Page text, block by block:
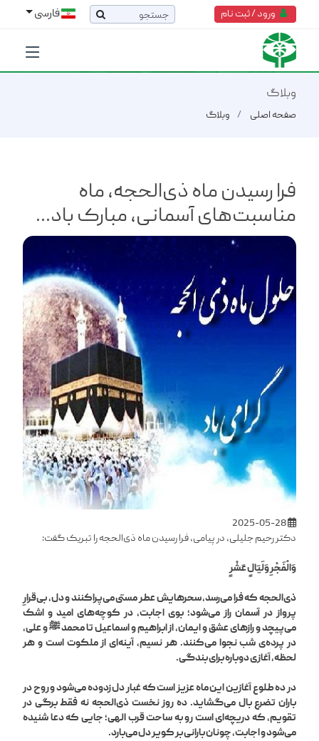
ورود / ثبت نام فارسی
وبلاگ
صفحه اصلی وبلاگ
فرا رسیدن ماه ذی‌الحجه، ماه
مناسبت‌های آسمانی، مبارک باد...
دکتر رحیم جلیلی، در پیامی، فرا رسیدن ماه ذی‌الحجه را تبریک گفت:
وَالْفَجْرِ وَلَيَالٍ عَشْرٍ
ذی‌الحجه که فرا می‌رسد، سحرهایش عطر مستی می‌پراکنند و دل، بی‌قرارِ
پرواز در آسمان راز می‌شود؛ بوی اجابت، در کوچه‌های امید و اشک
می‌پیچد و رازهای عشق و ایمان، از ابراهیم و اسماعیل تا محمد ﷺ و علی،
در پرده‌ی شب نجوا می‌کنند. هر نسیم، آینه‌ای از ملکوت است و هر
لحظه، آغازی دوباره برای بندگی.
در ده طلوع آغازین این ماه عزیز است که غبار دل زدوده می‌شود و روح در
باران تضرع بال می‌گشاید. ده روز نخست ذی‌الحجه نه فقط برگی در
تقویم، که دریچه‌ای‌ است رو به ساحت قرب الهی؛ جایی که دعا شنیده
می‌شود و اجابت، چونان بارانی بر کویر دل می‌بارد.